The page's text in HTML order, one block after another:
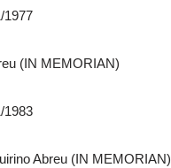
1977
(IN MEMORIAN)
1983
Abreu (IN MEMORIAN)